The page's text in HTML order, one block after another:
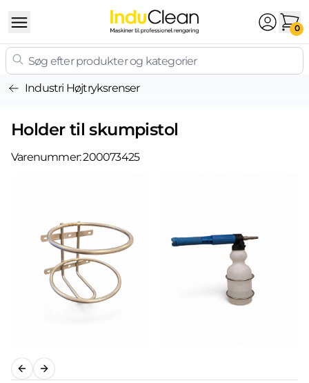
0
Industri Højtryksrenser
Holder til skumpistol
Varenummer:200073425
Previous slide
Next slide